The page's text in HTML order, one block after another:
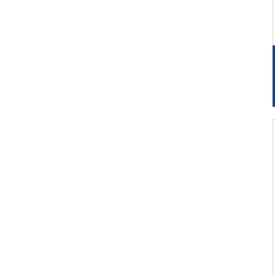
Двухчервячный пищевой экструдер
воздействие на материал, лучшую
Двухчервячный пищевой экструдер идеально
Экструдер для производства чипсов Kurkure
Экструдерная машина для производства
закусок. Эта машина объединяет процессы
стабильное формирование изделий заданной